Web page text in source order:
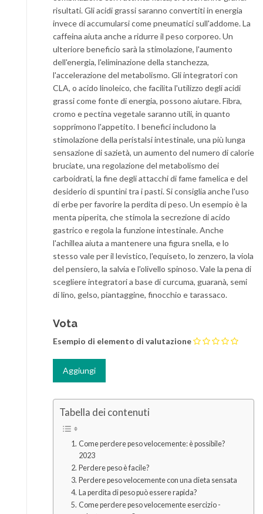
risultati. Gli acidi grassi saranno convertiti in energia
invece di accumularsi come pneumatici sull'addome. La
caffeina aiuta anche a ridurre il peso corporeo. Un
ulteriore beneficio sarà la stimolazione, l'aumento
dell'energia, l'eliminazione della stanchezza,
l'accelerazione del metabolismo. Gli integratori con
CLA, o acido linoleico, che facilita l'utilizzo degli acidi
grassi come fonte di energia, possono aiutare. Fibra,
cromo e pectina vegetale saranno utili, in quanto
sopprimono l'appetito. I benefici includono la
stimolazione della peristalsi intestinale, una più lunga
sensazione di sazietà, un aumento del numero di calorie
bruciate, una regolazione del metabolismo dei
carboidrati, la fine degli attacchi di fame famelica e del
desiderio di spuntini tra i pasti. Si consiglia anche l'uso
di erbe per favorire la perdita di peso. Un esempio è la
menta piperita, che stimola la secrezione di acido
gastrico e regola la funzione intestinale. Anche
l'achillea aiuta a mantenere una figura snella, e lo
stesso vale per il levistico, l'equiseto, lo zenzero, la viola
del pensiero, la salvia e l'olivello spinoso. Vale la pena di
scegliere integratori a base di curcuma, guaranà, semi
di lino, gelso, piantaggine, finocchio e tarassaco.
Vota
Esempio di elemento di valutazione
Tabella dei contenuti
Come perdere peso velocemente: è possibile?
2023
Perdere peso è facile?
Perdere peso velocemente con una dieta sensata
La perdita di peso può essere rapida?
Come perdere peso velocemente esercizio -